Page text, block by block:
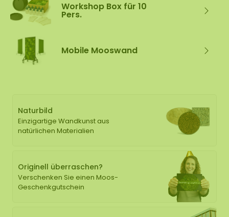
Workshop Box für 10
Pers.
Mobile Mooswand
Naturbild
Einzigartige Wandkunst aus
natürlichen Materialien
Originell überraschen?
Verschenken Sie einen Moos-
Geschenkgutschein